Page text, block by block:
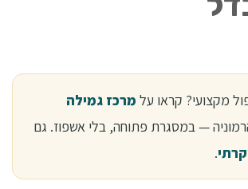
מקצועי? קראו על מרכז גמילה
— במסגרת פתוחה, בלי אשפוז. גם
.